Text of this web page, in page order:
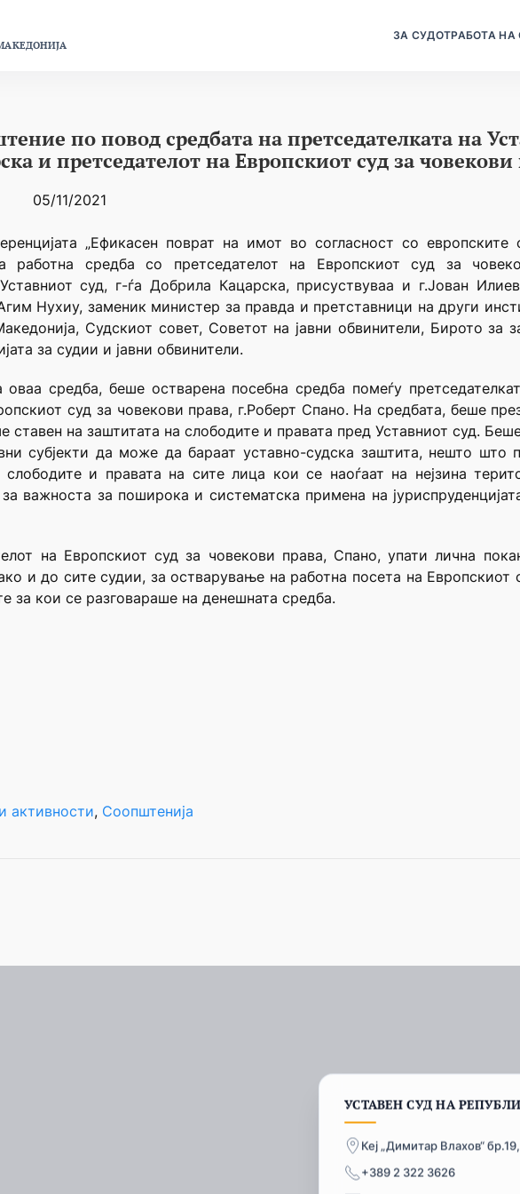
ЗА СУДОТРАБОТА НА
по повод средбата на претседателката на
и претседателот на Европскиот суд за
05/11/2021
„Ефикасен поврат на имот во согласност со
работна средба со претседателот на Европскиот суд за
суд, г-ѓа Добрила Кацарска, присуствуваа и г.Јован
Нухиу, заменик министер за правда и претставници на други
Судскиот совет, Советот на јавни обвинители, Бирото за
за судии и јавни обвинители.
средба, беше остварена посебна средба помеѓу
суд за човекови права, г.Роберт Спано. На средбата, беше
ставен на заштитата на слободите и правата пред Уставниот суд.
субјекти да може да бараат уставно-судска заштита, нешто што
и правата на сите лица кои се наоѓаат на нејзина
за важноста за поширока и систематска примена на
на Европскиот суд за човекови права, Спано, упати лична
и до сите судии, за остварување на работна посета на Европскиот
за кои се разговараше на денешната средба.
активности, Соопштенија
УСТАВЕН СУД НА
Кеј „Димитар Влахов“
+389 2 322 3626